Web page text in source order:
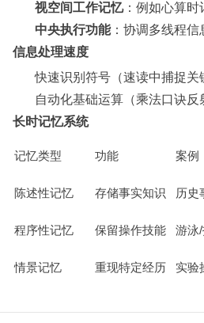
视空间工作记忆：例如心算时
中央执行功能：协调多线程信
信息处理速度
快速识别符号（速读中捕捉关
自动化基础运算（乘法口诀反
长时记忆系统
记忆类型 功能 案例
陈述性记忆 存储事实知识 历史
程序性记忆 保留操作技能 游泳
情景记忆 重现特定经历 实验